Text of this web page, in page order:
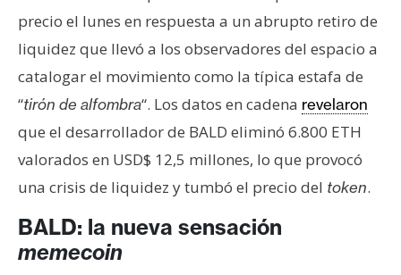
s
T
e
m
a
s
R
precio el lunes en respuesta a un abrupto retiro de
liquidez que llevó a los observadores del espacio a
catalogar el movimiento como la típica estafa de
“tirón de alfombra“. Los datos en cadena revelaron
que el desarrollador de BALD eliminó 6.800 ETH
valorados en USD$ 12,5 millones, lo que provocó
una crisis de liquidez y tumbó el precio del token.
BALD: la nueva sensación
memecoin